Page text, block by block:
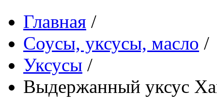
Главная /
Соусы, уксусы, масло /
Уксусы /
Выдержанный уксус